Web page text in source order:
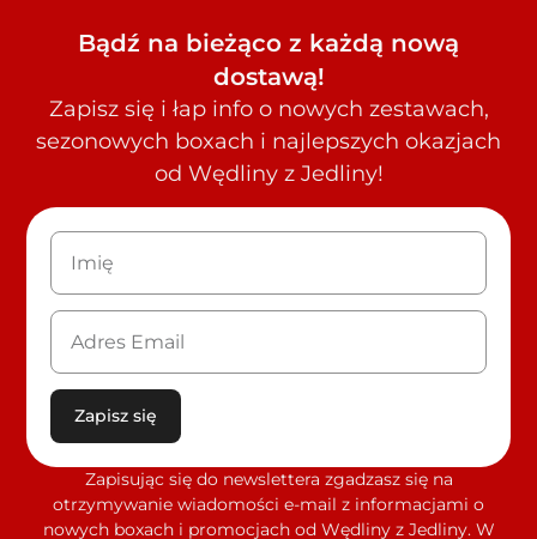
Bądź na bieżąco z każdą nową
dostawą!
Zapisz się i łap info o nowych zestawach,
sezonowych boxach i najlepszych okazjach
od Wędliny z Jedliny!
Zapisz się
Zapisując się do newslettera zgadzasz się na
otrzymywanie wiadomości e-mail z informacjami o
nowych boxach i promocjach od Wędliny z Jedliny. W